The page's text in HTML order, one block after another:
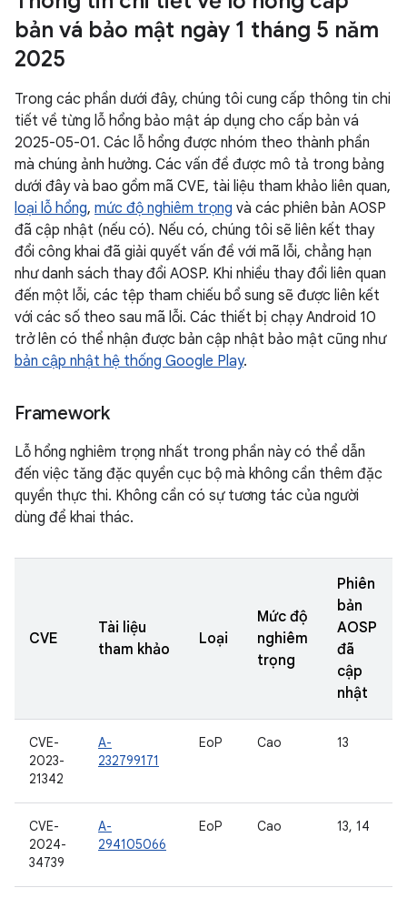
bản vá bảo mật ngày 1 tháng 5 năm
2025
Trong các phần dưới đây, chúng tôi cung cấp thông tin chi
tiết về từng lỗ hổng bảo mật áp dụng cho cấp bản vá
2025-05-01. Các lỗ hổng được nhóm theo thành phần
mà chúng ảnh hưởng. Các vấn đề được mô tả trong bảng
dưới đây và bao gồm mã CVE, tài liệu tham khảo liên quan,
loại lỗ hổng, mức độ nghiêm trọng và các phiên bản AOSP
đã cập nhật (nếu có). Nếu có, chúng tôi sẽ liên kết thay
đổi công khai đã giải quyết vấn đề với mã lỗi, chẳng hạn
như danh sách thay đổi AOSP. Khi nhiều thay đổi liên quan
đến một lỗi, các tệp tham chiếu bổ sung sẽ được liên kết
với các số theo sau mã lỗi. Các thiết bị chạy Android 10
trở lên có thể nhận được bản cập nhật bảo mật cũng như
bản cập nhật hệ thống Google Play.
Framework
Lỗ hổng nghiêm trọng nhất trong phần này có thể dẫn
đến việc tăng đặc quyền cục bộ mà không cần thêm đặc
quyền thực thi. Không cần có sự tương tác của người
dùng để khai thác.
CVE
Tài liệu
tham khảo
Loại
Mức độ
nghiêm
trọng
Phiên
bản
AOSP
đã
cập
nhật
CVE-
2023-
21342
A-
232799171
EoP Cao 13
CVE-
2024-
34739
A-
294105066
EoP Cao 13, 14